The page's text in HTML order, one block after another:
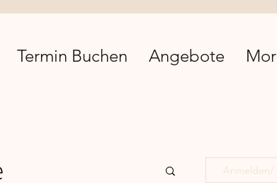
Termin Buchen Angebote
Anmelden/